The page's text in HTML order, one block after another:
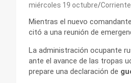
miércoles 19 octubre
Mientras el nuevo
citó a una reunión de
La administración ocupante
ante el avance de las tropas
prepare una declaración de